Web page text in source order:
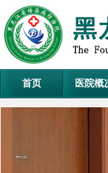
首页 医院概